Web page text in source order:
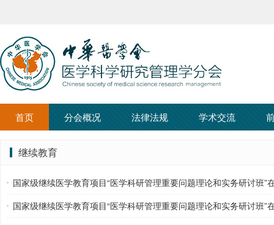
首页 分会概况 法律法规 学术交流
继续教育
国家级继续医学教育项目“医学科研管理重要问题理论和实务研讨班”
国家级继续医学教育项目“医学科研管理重要问题理论和实务研讨班”